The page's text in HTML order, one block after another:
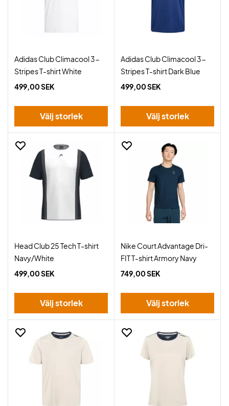
Adidas Club Climacool 3-
Stripes T-shirt White
499,00 SEK
Välj storlek
Adidas Club Climacool 3-
Stripes T-shirt Dark Blue
499,00 SEK
Välj storlek
Head Club 25 Tech T-shirt
Navy/White
499,00 SEK
Välj storlek
Nike Court Advantage Dri-
FIT T-shirt Armory Navy
749,00 SEK
Välj storlek